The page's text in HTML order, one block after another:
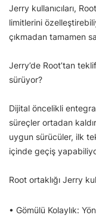
Jerry kullanıcıları,
limitlerini
çıkmadan tamamen
Jerry’de Root’tan
sürüyor?
Dijital öncelikli
süreçler ortadan
uygun sürücüler, ilk
içinde geçiş
Root ortaklığı Jerry
• Gömülü Kolaylık: